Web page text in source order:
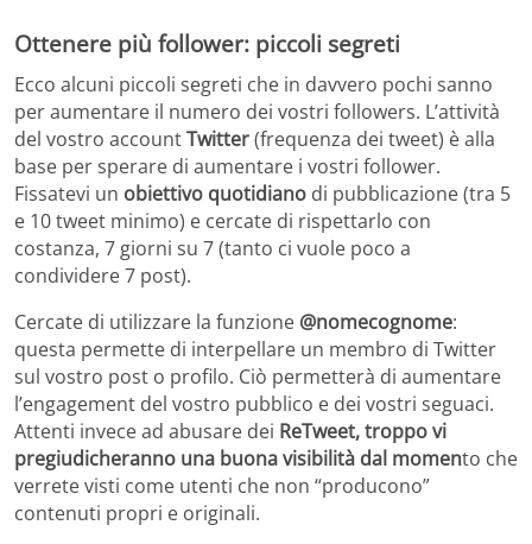
Ottenere più follower: piccoli segreti
Ecco alcuni piccoli segreti che in davvero pochi sanno
per aumentare il numero dei vostri followers. L’attività
del vostro accountTwitter(frequenza dei tweet) è alla
base per sperare di aumentare i vostri follower.
Fissatevi un obiettivo quotidiano di pubblicazione (tra 5
e 10 tweet minimo) e cercate di rispettarlo con
costanza, 7 giorni su 7 (tanto ci vuole poco a
condividere 7 post).
Cercate di utilizzare la funzione @nomecognome:
questa permette di interpellare un membro di Twitter
sul vostro post o profilo. Ciò permetterà di aumentare
l’engagement del vostro pubblico e dei vostri seguaci.
Attenti invece ad abusare dei ReTweet, troppo vi
pregiudicheranno una buona visibilità dal momento che
verrete visti come utenti che non “producono”
contenuti propri e originali.